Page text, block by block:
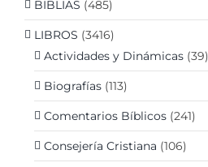
BIBLIAS (485)
LIBROS (3416)
Actividades y Dinámicas (39)
Biografías (113)
Comentarios Bíblicos (241)
Consejería Cristiana (106)